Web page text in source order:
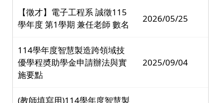
【徵才】電子工程系 誠徵115
學年度 第1學期 兼任老師 數名
2026/05/25
114學年度智慧製造跨領域技
優學程奬助學金申請辦法與實
施要點
2025/09/04
(教師填寫用)114學年度智慧製